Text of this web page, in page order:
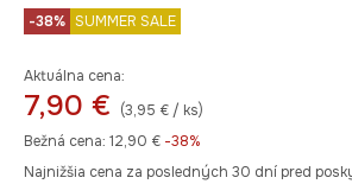
-38% SUMMER SALE
Aktuálna cena:
7,90 €
(3,95 € / ks)
Bežná cena: 12,90 € -38%
Najnižšia cena za posledných 30 dní pred